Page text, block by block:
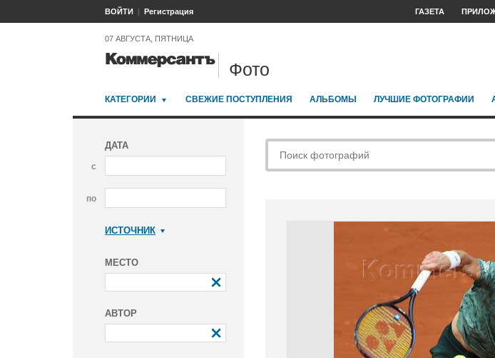
ВОЙТИ Регистрация ГАЗЕТА
07 АВГУСТА, ПЯТНИЦА
Фото
КАТЕГОРИИ СВЕЖИЕ ПОСТУПЛЕНИЯ АЛЬБОМЫ ЛУЧШИЕ ФОТОГРАФИИ
ДАТА
с
по
ИСТОЧНИК
МЕСТО
АВТОР